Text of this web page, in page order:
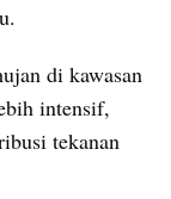
di kawasan
intensif,
tekanan